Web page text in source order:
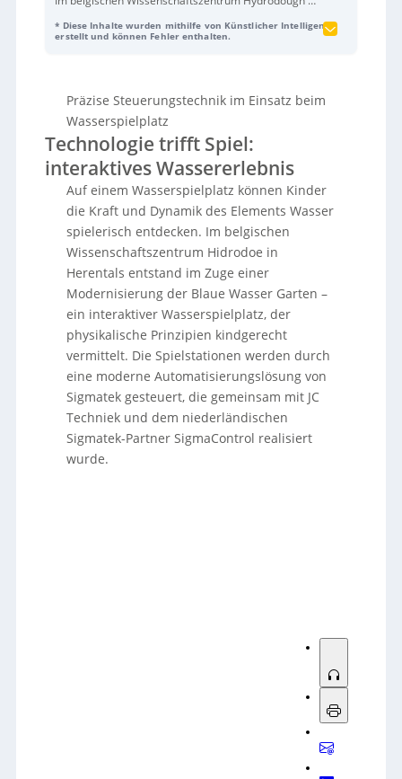
namens „blauer Wassergarten“ geschaffen, der
Sigma Control, nutzt industrielle Komponenten wie
Pumpen, Ventile und Sensoren, um physikalische
Prinzipien spielerisch zu vermitteln. Ein zentrales
Element ist dasSDAS Automatisierungssystem
durch ein Multitouch-Panel gesteuert wird und über
Echtzeitsensorik verfügt, um dynamische
Wassererlebnisse zu ermöglichen. Die
Wasserqualität wird durch eine integrierte
Enthärtungsanlage gewährleistet, die Verstopfungen
verhindert und die mikrobielle Sicherheit sicherstellt.
Die modulare Vorabmontage im Technikcontainer
reduzierte die Installationszeit und sorgt für einen
reibungslosen Betrieb.
* Diese Inhalte wurden mithilfe von Künstlicher Intelligenz
erstellt und können Fehler enthalten.
Präzise Steuerungstechnik im Einsatz beim
Wasserspielplatz
Technologie trifft Spiel:
interaktives Wassererlebnis
Auf einem Wasserspielplatz können Kinder
die Kraft und Dynamik des Elements Wasser
spielerisch entdecken. Im belgischen
Wissenschaftszentrum Hidrodoe in
Herentals entstand im Zuge einer
Modernisierung der Blaue Wasser Garten –
ein interaktiver Wasserspielplatz, der
physikalische Prinzipien kindgerecht
vermittelt. Die Spielstationen werden durch
eine moderne Automatisierungslösung von
Sigmatek gesteuert, die gemeinsam mit JC
Techniek und dem niederländischen
Sigmatek-Partner SigmaControl realisiert
wurde.